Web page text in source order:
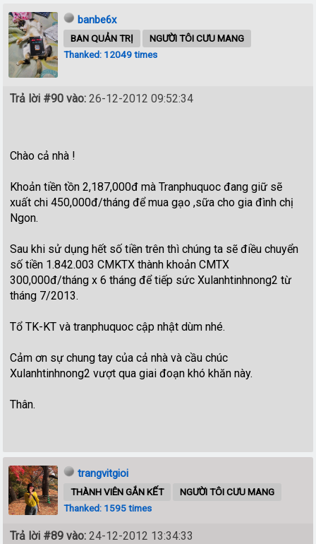
banbe6x
BAN QUẢN TRỊ
NGƯỜI TÔI CƯU MANG
Thanked: 12049 times
Trả lời #90 vào: 26-12-2012 09:52:34
Chào cả nhà !
Khoản tiền tồn 2,187,000đ mà Tranphuquoc đang giữ sẽ
xuất chi 450,000đ/tháng để mua gạo ,sữa cho gia đình chị
Ngon.
Sau khi sử dụng hết số tiền trên thì chúng ta sẽ điều chuyển
số tiền 1.842.003 CMKTX thành khoản CMTX
300,000đ/tháng x 6 tháng để tiếp sức Xulanhtinhnong2 từ
tháng 7/2013.
Tổ TK-KT và tranphuquoc cập nhật dùm nhé.
Cảm ơn sự chung tay của cả nhà và cầu chúc
Xulanhtinhnong2 vượt qua giai đoạn khó khăn này.
Thân.
trangvitgioi
THÀNH VIÊN GẮN KẾT
NGƯỜI TÔI CƯU MANG
Thanked: 1595 times
Trả lời #89 vào: 24-12-2012 13:34:33